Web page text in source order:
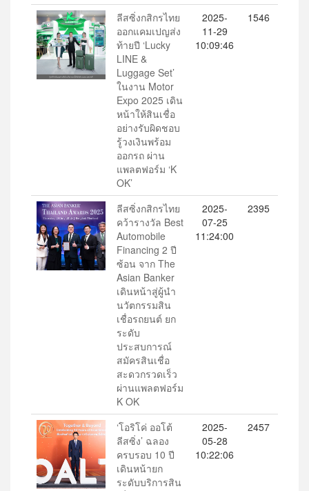
ลีสซิ่งกสิกรไทย
ออกแคมเปญส่ง
ท้ายปี ‘Lucky
LINE &
Luggage Set’
ในงาน Motor
Expo 2025 เดิน
หน้าให้สินเชื่อ
อย่างรับผิดชอบ
รู้วงเงินพร้อม
ออกรถ ผ่าน
แพลตฟอร์ม ‘K
OK’
2025-
11-29
10:09:46
1546
ลีสซิ่งกสิกรไทย
คว้ารางวัล Best
Automobile
Financing 2 ปี
ซ้อน จาก The
Asian Banker
เดินหน้าสู่ผู้นำ
นวัตกรรมสิน
เชื่อรถยนต์ ยก
ระดับ
ประสบการณ์
สมัครสินเชื่อ
สะดวกรวดเร็ว
ผ่านแพลตฟอร์ม
K OK
2025-
07-25
11:24:00
2395
‘โอริโค่ ออโต้
ลีสซิ่ง’ ฉลอง
ครบรอบ 10 ปี
เดินหน้ายก
ระดับบริการสิน
2025-
05-28
10:22:06
2457